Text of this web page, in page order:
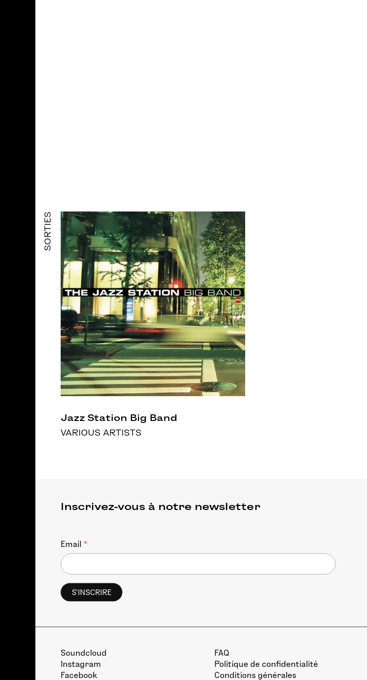
SORTIES
Jazz Station Big Band
VARIOUS ARTISTS
Inscrivez-vous à notre newsletter
Email *
Soundcloud
Instagram
Facebook
FAQ
Politique de confidentialité
Conditions générales